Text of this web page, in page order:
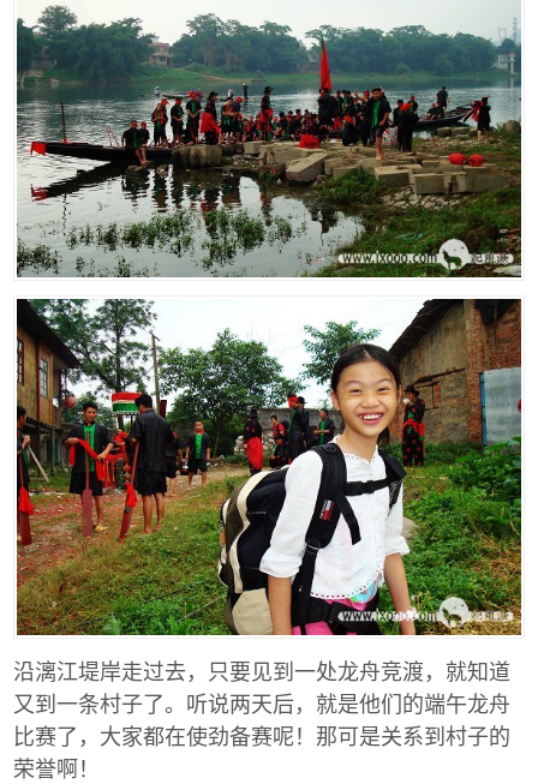
沿漓江堤岸走过去，只要见到一处龙舟竞渡，就知道
又到一条村子了。听说两天后，就是他们的端午龙舟
比赛了，大家都在使劲备赛呢！那可是关系到村子的
荣誉啊！